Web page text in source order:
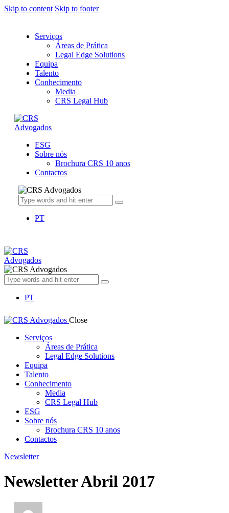
Skip to content Skip to footer
Serviços
Áreas de Prática
Legal Edge Solutions
Equipa
Talento
Conhecimento
Media
CRS Legal Hub
ESG
Sobre nós
Brochura CRS 10 anos
Contactos
PT
PT
Close
Serviços
Áreas de Prática
Legal Edge Solutions
Equipa
Talento
Conhecimento
Media
CRS Legal Hub
ESG
Sobre nós
Brochura CRS 10 anos
Contactos
Newsletter
Newsletter Abril 2017